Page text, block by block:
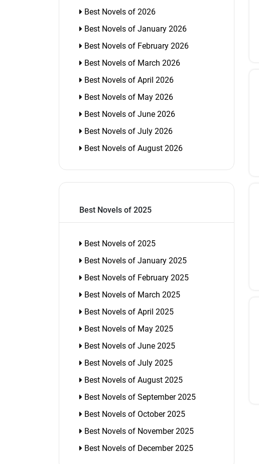
Best Novels of 2026
Best Novels of January 2026
Best Novels of February 2026
Best Novels of March 2026
Best Novels of April 2026
Best Novels of May 2026
Best Novels of June 2026
Best Novels of July 2026
Best Novels of August 2026
Best Novels of 2025
Best Novels of 2025
Best Novels of January 2025
Best Novels of February 2025
Best Novels of March 2025
Best Novels of April 2025
Best Novels of May 2025
Best Novels of June 2025
Best Novels of July 2025
Best Novels of August 2025
Best Novels of September 2025
Best Novels of October 2025
Best Novels of November 2025
Best Novels of December 2025